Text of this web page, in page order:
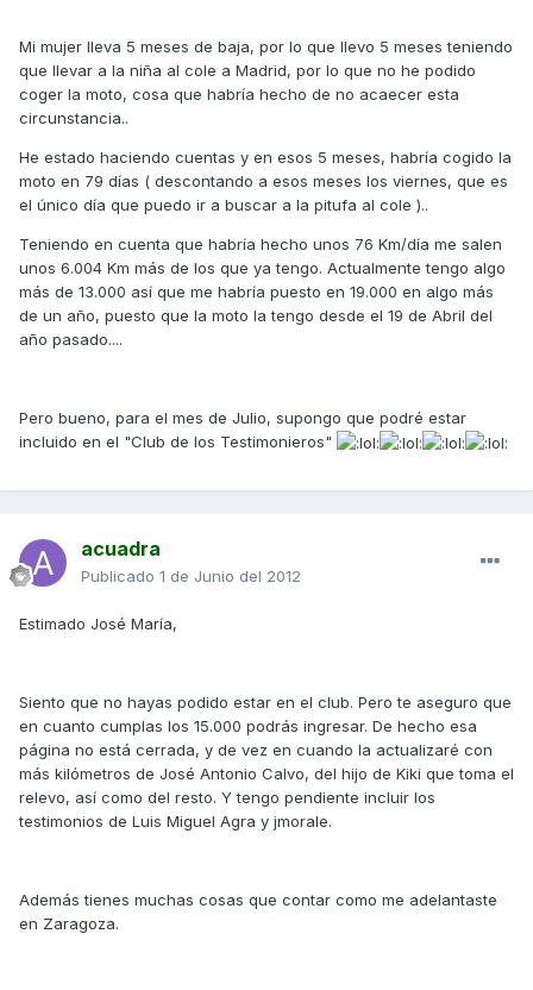
Mi mujer lleva 5 meses de baja, por lo que llevo 5 meses teniendo
que llevar a la niña al cole a Madrid, por lo que no he podido
coger la moto, cosa que habría hecho de no acaecer esta
circunstancia..
He estado haciendo cuentas y en esos 5 meses, habría cogido la
moto en 79 días ( descontando a esos meses los viernes, que es
el único día que puedo ir a buscar a la pitufa al cole )..
Teniendo en cuenta que habría hecho unos 76 Km/día me salen
unos 6.004 Km más de los que ya tengo. Actualmente tengo algo
más de 13.000 así que me habría puesto en 19.000 en algo más
de un año, puesto que la moto la tengo desde el 19 de Abril del
año pasado....
Pero bueno, para el mes de Julio, supongo que podré estar
incluido en el "Club de los Testimonieros"
acuadra
Publicado 1 de Junio del 2012
Estimado José María,
Siento que no hayas podido estar en el club. Pero te aseguro que
en cuanto cumplas los 15.000 podrás ingresar. De hecho esa
página no está cerrada, y de vez en cuando la actualizaré con
más kilómetros de José Antonio Calvo, del hijo de Kiki que toma el
relevo, así como del resto. Y tengo pendiente incluir los
testimonios de Luis Miguel Agra y jmorale.
Además tienes muchas cosas que contar como me adelantaste
en Zaragoza.